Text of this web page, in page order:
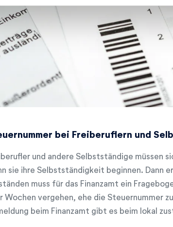
bei Freiberuflern und
und andere Selbstständige müssen
sie ihre Selbstständigkeit beginnen. Dann
muss für das Finanzamt ein
Wochen vergehen, ehe die Steuernummer
beim Finanzamt gibt es beim lokal